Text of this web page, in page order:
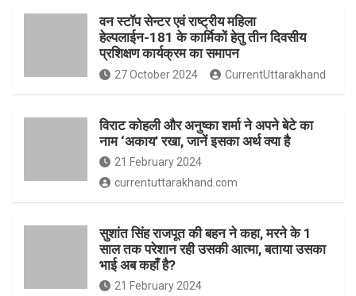
वन स्टॉप सेन्टर एवं राष्ट्रीय महिला
हेल्पलाईन-181 के कार्मिकों हेतु तीन दिवसीय
प्रशिक्षण कार्यक्रम का समापन
27 October 2024 CurrentUttarakhand
विराट कोहली और अनुष्का शर्मा ने अपने बेटे का
नाम ‘अकाय’ रखा, जानें इसका अर्थ क्‍या है
21 February 2024
currentuttarakhand.com
सुशांत सिंह राजपूत की बहन ने कहा, मरने के 1
साल तक परेशान रही उसकी आत्मा, बताया उसका
भाई अब कहाँ है?
21 February 2024